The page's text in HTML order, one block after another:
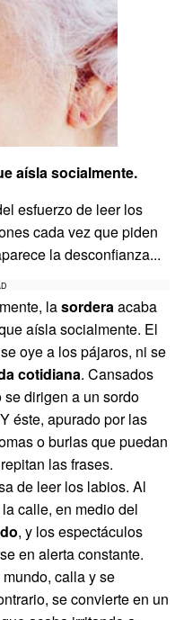
aísla socialmente.
esfuerzo de leer los
cada vez que piden
la desconfianza...
lasorderaacaba
aísla socialmente. El
oye a los pájaros, ni se
cotidiana. Cansados
dirigen a un sordo
éste, apurado por las
o burlas que puedan
las frases.
de leer los labios. Al
calle, en medio del
, y los espectáculos
en alerta constante.
calla y se
se convierte en un